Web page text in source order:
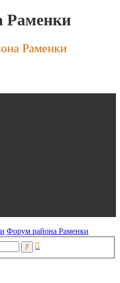
Раменки
Раменки
Форум района Раменки
Поиск